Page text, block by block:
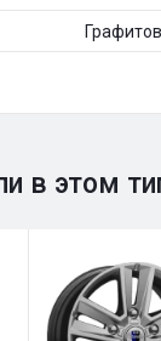
рейтинг 0
в этом